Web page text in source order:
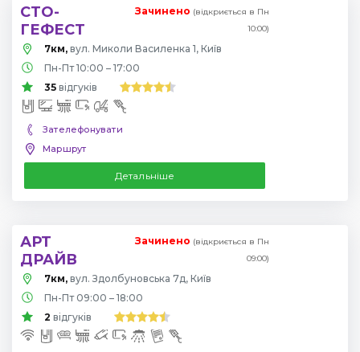
СТО-
ГЕФЕСТ
Зачинено (відкриється в Пн
10:00)
7км, вул. Миколи Василенка 1, Київ
Пн-Пт 10:00 – 17:00
35 відгуків
Зателефонувати
Маршрут
Детальніше
АРТ
ДРАЙВ
Зачинено (відкриється в Пн
09:00)
7км, вул. Здолбуновська 7д, Київ
Пн-Пт 09:00 – 18:00
2 відгуків